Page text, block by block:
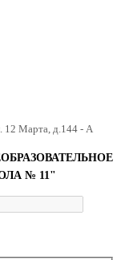
12 Марта, д.144 - А
№ 11"